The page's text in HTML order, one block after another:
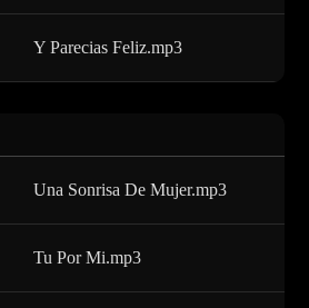
Y Parecias Feliz.mp3
Una Sonrisa De Mujer.mp3
Tu Por Mi.mp3